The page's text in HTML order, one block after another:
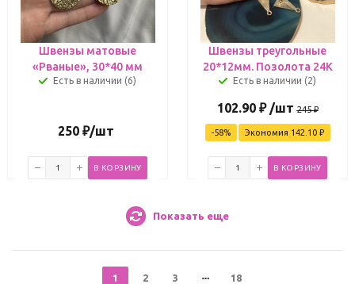
Швензы матовые
«Рваные», 30*40 мм
Есть в наличии (6)
250 ₽/шт
В КОРЗИНУ
Швензы треугольные
20*12мм. Позолота 24К
Есть в наличии (2)
102.90₽ /шт 245₽
-58% Экономия 142.10₽
В КОРЗИНУ
Показать еще
1 2 3 18